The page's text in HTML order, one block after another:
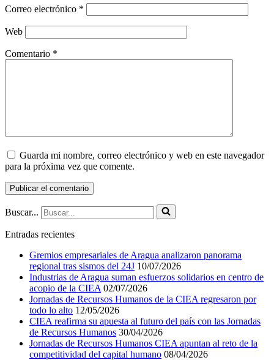
Correo electrónico *
Web
Comentario *
Guarda mi nombre, correo electrónico y web en este navegador
para la próxima vez que comente.
Buscar...
Entradas recientes
Gremios empresariales de Aragua analizaron panorama
regional tras sismos del 24J 10/07/2026
Industrias de Aragua suman esfuerzos solidarios en centro de
acopio de la CIEA 02/07/2026
Jornadas de Recursos Humanos de la CIEA regresaron por
todo lo alto 12/05/2026
CIEA reafirma su apuesta al futuro del país con las Jornadas
de Recursos Humanos 30/04/2026
Jornadas de Recursos Humanos CIEA apuntan al reto de la
competitividad del capital humano 08/04/2026